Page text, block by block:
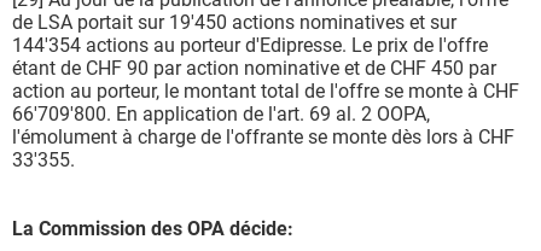
de LSA portait sur 19'450 actions nominatives et sur
144'354 actions au porteur d'Edipresse. Le prix de l'offre
étant de CHF 90 par action nominative et de CHF 450 par
action au porteur, le montant total de l'offre se monte à CHF
66'709'800. En application de l'art. 69 al. 2 OOPA,
l'émolument à charge de l'offrante se monte dès lors à CHF
33'355.
La Commission des OPA décide: